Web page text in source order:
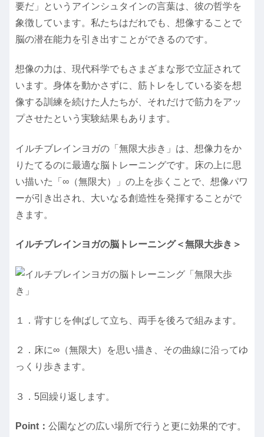
要だ」というアインシュタインの言葉は、彼の哲学を
象徴しています。私たちはだれでも、想像することで
脳の潜在能力を引き出すことができるのです。
想像の力は、現代科学でもさまざまな形で立証されて
います。身体を動かさずに、筋トレをしている姿を想
像する訓練を続けた人たちが、それだけで筋力をアッ
プさせたという実験結果もあります。
イルチブレインヨガの「無限大歩き」は、想像力をか
りたてるのに最適な脳トレーニングです。床の上に思
い描いた「∞（無限大）」の上を歩くことで、想像パワ
ーが引き出され、大いなる創造性を発揮することがで
きます。
イルチブレインヨガの脳トレーニング＜無限大歩き＞
１．背すじを伸ばして立ち、両手を後ろで組みます。
２．床に∞（無限大）を思い描き、その曲線に沿ってゆ
っくり歩きます。
３．5回繰り返します。
Point： 公園などの広い場所で行うと更に効果的です。